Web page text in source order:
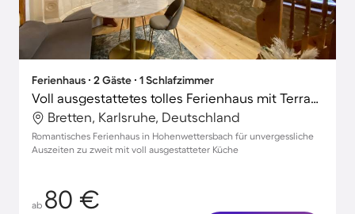
Ferienhaus ∙ 2 Gäste ∙ 1 Schlafzimmer
Voll ausgestattetes tolles Ferienhaus mit Terrasse | Naturblick | Perfekt für die Arbeit von Zuhause
Bretten, Karlsruhe, Deutschland
Romantisches Ferienhaus in Hohenwettersbach für unvergessliche
Auszeiten zu zweit mit voll ausgestatteter Küche
ab 80 €